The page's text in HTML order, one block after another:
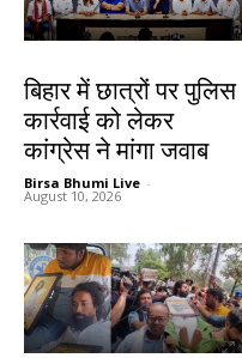
बिहार में छात्रों पर पुलिस
कार्रवाई को लेकर
कांग्रेस ने मांगा जवाब
Birsa Bhumi Live -
August 10, 2026